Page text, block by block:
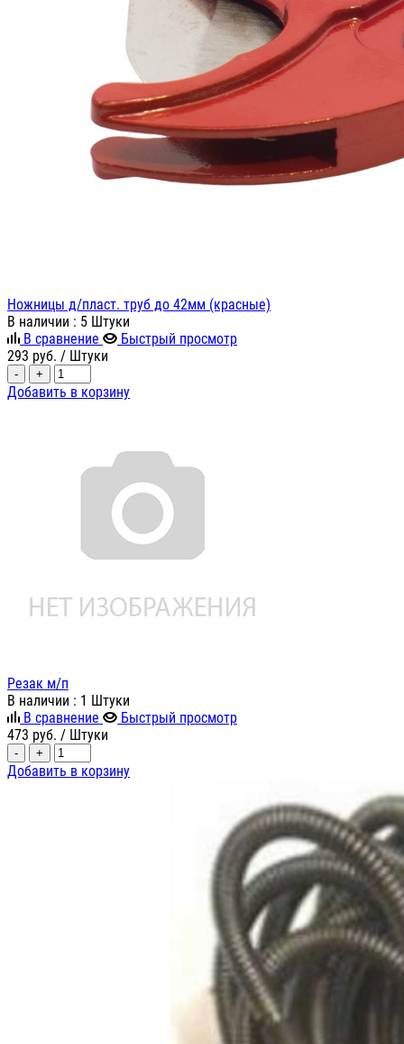
Ножницы д/пласт. труб до 42мм (красные)
В наличии : 5 Штуки
В сравнение
Быстрый просмотр
293 руб. / Штуки
- +
Добавить в корзину
Резак м/п
В наличии : 1 Штуки
В сравнение
Быстрый просмотр
473 руб. / Штуки
- +
Добавить в корзину